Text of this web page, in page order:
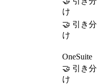
け
🤝 引き分
け
OneSuite
🤝 引き分
け